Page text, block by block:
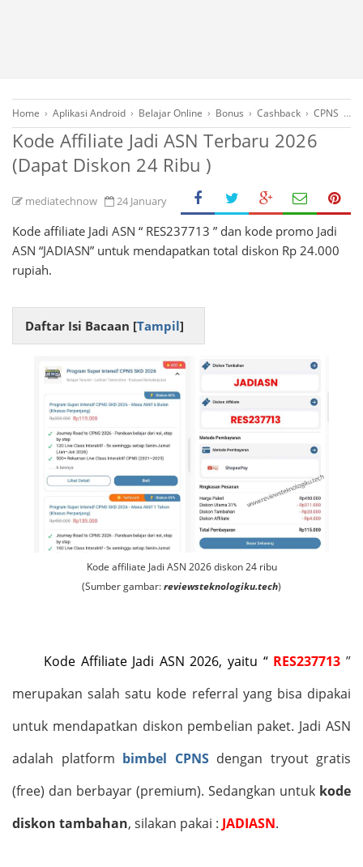
Home › Aplikasi Android › Belajar Online › Bonus › Cashback › CPNS
Kode Affiliate Jadi ASN Terbaru 2026
(Dapat Diskon 24 Ribu )
mediatechnow 24 January
Kode affiliate Jadi ASN “ RES237713 ” dan kode promo Jadi
ASN “JADIASN” untuk mendapatkan total diskon Rp 24.000
rupiah.
Daftar Isi Bacaan [Tampil]
Kode affiliate Jadi ASN 2026 diskon 24 ribu
(Sumber gambar:reviewsteknologiku.tech)
Kode Affiliate Jadi ASN 2026, yaitu “ RES237713”
merupakan salah satu kode referral yang bisa dipakai
untuk mendapatkan diskon pembelian paket. Jadi ASN
adalah platform bimbel CPNSdengan tryout gratis
(free) dan berbayar (premium). Sedangkan untuk kode
diskon tambahan, silakan pakai : JADIASN.